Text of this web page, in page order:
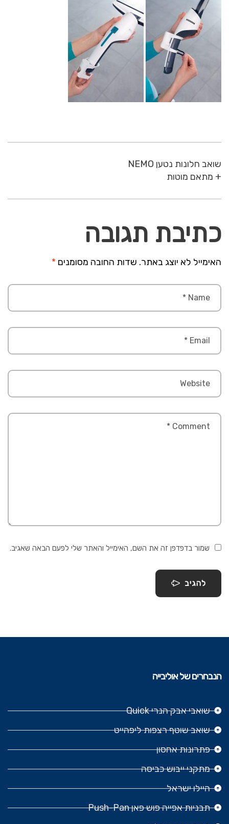
שואב חלונות נטען NEMO
+ מתאם מוטות
כתיבת תגובה
האימייל לא יוצג באתר. שדות החובה מסומנים *
שמור בדפדפן זה את השם, האימייל והאתר שלי לפעם הבאה שאגיב.
להגיב
הנבחרים של אוליבייה
שואבי אבק הנרי Quick
שואב שוטף רצפות ליפהייט
פתרונות אחסון
מתקני ייבוש כביסה
היילו ישראל
תבניות אפייה פוש פאן Push-Pan